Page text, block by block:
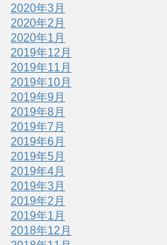
2020年3月
2020年2月
2020年1月
2019年12月
2019年11月
2019年10月
2019年9月
2019年8月
2019年7月
2019年6月
2019年5月
2019年4月
2019年3月
2019年2月
2019年1月
2018年12月